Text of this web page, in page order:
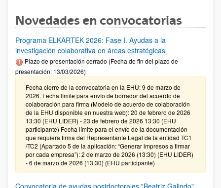
Novedades en convocatorias
Programa ELKARTEK 2026: Fase I. Ayudas a la
investigación colaborativa en áreas estratégicas
Plazo de presentación cerrado (Fecha de fin del plazo de
presentación: 13/03/2026)
Fecha cierre de la convocatoria en la EHU: 9 de marzo de
2026. Fecha límite para envío de borrador del acuerdo de
colaboración para firma (Modelo de acuerdo de colaboración
de la EHU disponible en nuestra web): 20 de febrero de 2026
13:30 (EHU LIDER) - 23 de febrero de 2026 13:30 (EHU
participante) Fecha límite para el envío de la documentación
que requiera firma del Representante Legal de la entidad TC1
/TC2 (Apartado 5 de la aplicación: “Generar impresos a firmar
por cada empresa”): 2 de marzo de 2026 (13:30) (EHU LIDER)
- 6 de marzo de 2026 (13:30) (EHU participante)
Convocatoria de ayudas postdoctorales "Beatriz Galindo"